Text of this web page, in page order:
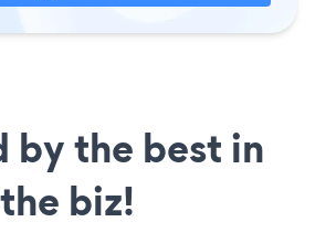
by the best in
the biz!